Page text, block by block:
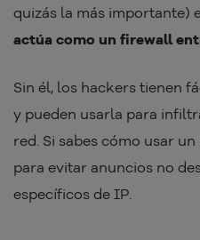
quizás la más importante)
actúa como un firewall
Sin él, los hackers tienen
y pueden usarla para
red. Si sabes cómo usar
para evitar anuncios no
específicos de IP.